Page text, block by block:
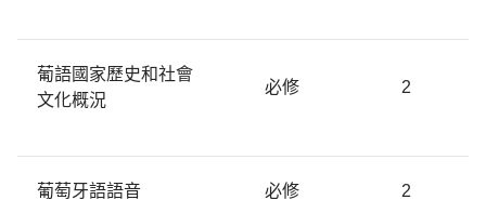
葡語國家歷史和社會
文化概況
必修 2
葡萄牙語語音 必修 2